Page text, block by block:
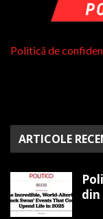
Politică de
ARTICOLE
din